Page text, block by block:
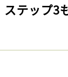
ステップ3